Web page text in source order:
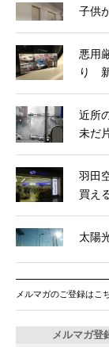
子供
悪用
り
近所
未だ
羽田
買え
太陽
メルマガのご登録はこ
メルマガ登